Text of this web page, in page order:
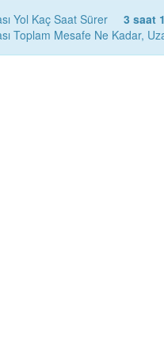
Yol Kaç Saat Sürer
3 saat
Toplam Mesafe Ne Kadar,